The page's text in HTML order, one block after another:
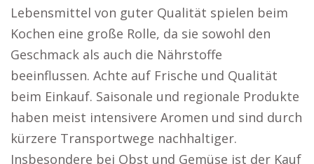
Lebensmittel von guter Qualität spielen beim
Kochen eine große Rolle, da sie sowohl den
Geschmack als auch die Nährstoffe
beeinflussen. Achte auf Frische und Qualität
beim Einkauf. Saisonale und regionale Produkte
haben meist intensivere Aromen und sind durch
kürzere Transportwege nachhaltiger.
Insbesondere bei Obst und Gemüse ist der Kauf